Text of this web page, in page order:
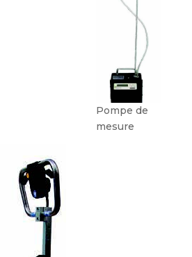
Pompe de
mesure